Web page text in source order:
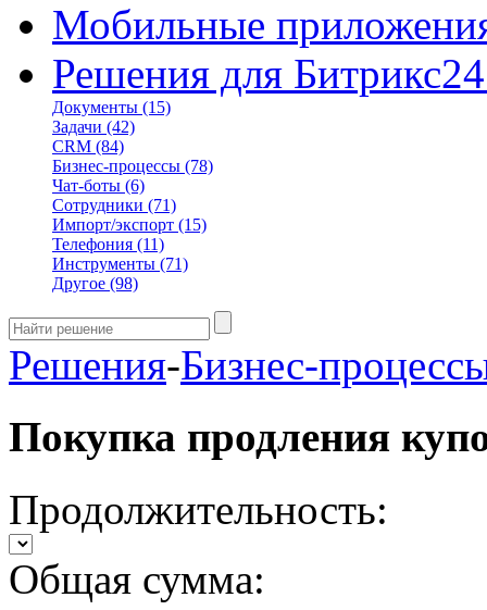
Мобильные
Решения для Битрикс24
Документы (15)
Задачи (42)
CRM (84)
Бизнес-процессы (78)
Чат-боты (6)
Сотрудники (71)
Импорт/экспорт (15)
Телефония (11)
Инструменты (71)
Другое (98)
Решения-Бизнес-
Покупка продления
Продолжительность:
Общая сумма: